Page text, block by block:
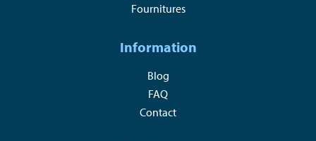
Fournitures
Information
Blog
FAQ
Contact